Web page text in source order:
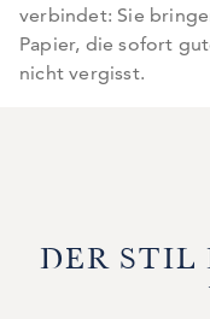
verbindet: Sie
Papier, die sofort
nicht vergisst.
DER STIL